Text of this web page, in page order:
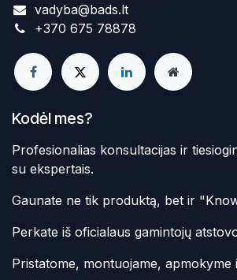
vadyba@bads.lt
+370 675 78878
Kodėl mes?
Profesionalias konsultacijas ir
su ekspertais.
Gaunate ne tik produktą, bet ir
Perkate iš oficialaus gamintojų
Pristatome, montuojame, apmokyme